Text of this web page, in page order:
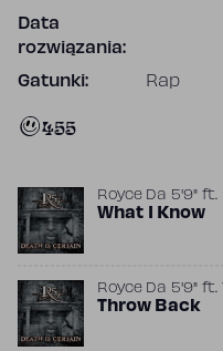
Data
rozwiązania:
Gatunki: Rap
455
Royce Da 5'9"ft.
What I Know
Royce Da 5'9"ft.
Throw Back